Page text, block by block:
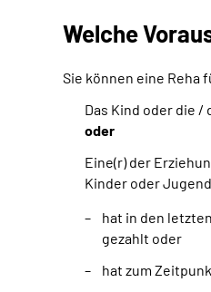
Welche
Sie können eine Reha
Das Kind oder die
oder
Eine(r) der
Kinder oder
hat in den
gezahlt oder
hat zum